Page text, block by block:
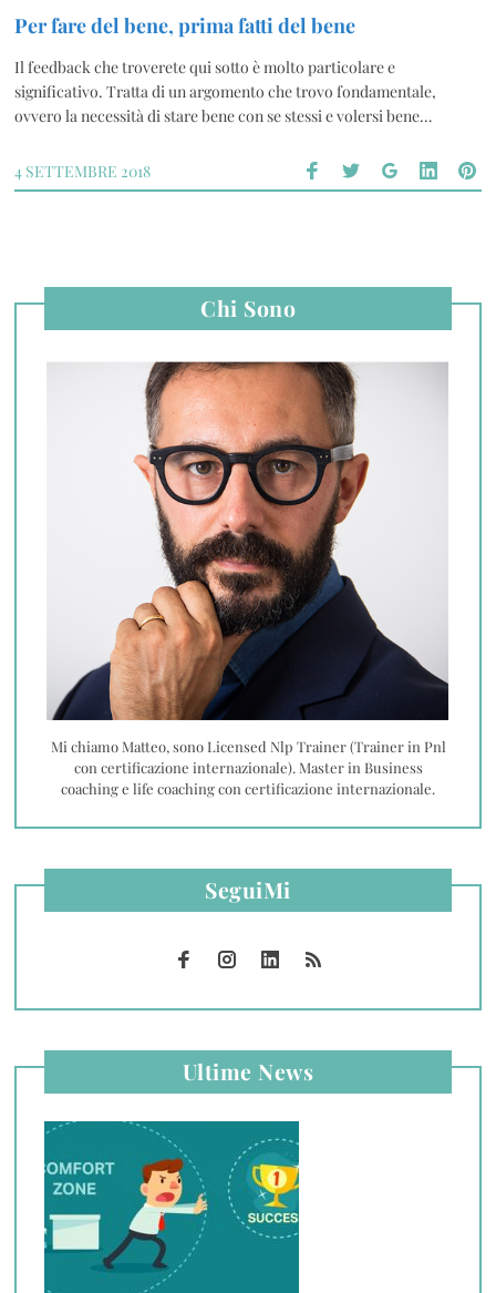
Per fare del bene, prima fatti del bene
Il feedback che troverete qui sotto è molto particolare e
significativo. Tratta di un argomento che trovo fondamentale,
ovvero la necessità di stare bene con se stessi e volersi bene…
4 SETTEMBRE 2018
Chi Sono
Mi chiamo Matteo, sono Licensed Nlp Trainer (Trainer in Pnl
con certificazione internazionale). Master in Business
coaching e life coaching con certificazione internazionale.
SeguiMi
Ultime News